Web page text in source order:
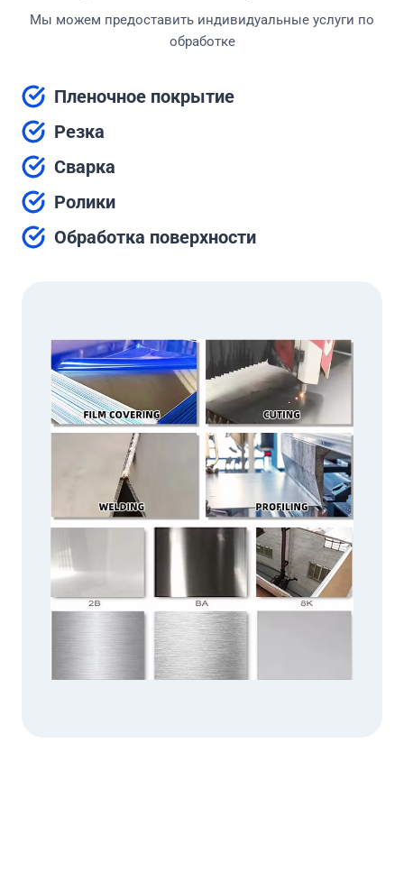
Мы можем предоставить индивидуальные услуги по
обработке
Пленочное покрытие
Резка
Сварка
Ролики
Обработка поверхности